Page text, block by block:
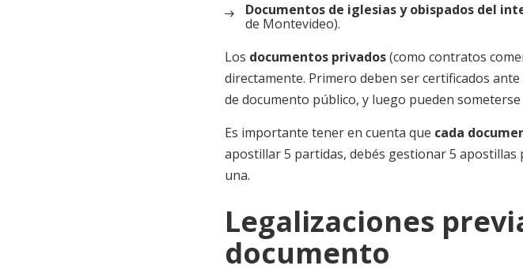
Documentos de iglesias y obispados del
de Montevideo).
Los documentos privados(como contratos
directamente. Primero deben ser certificados ante
de documento público, y luego pueden
Es importante tener en cuenta que cada
apostillar 5 partidas, debés gestionar 5
una.
Legalizaciones
documento